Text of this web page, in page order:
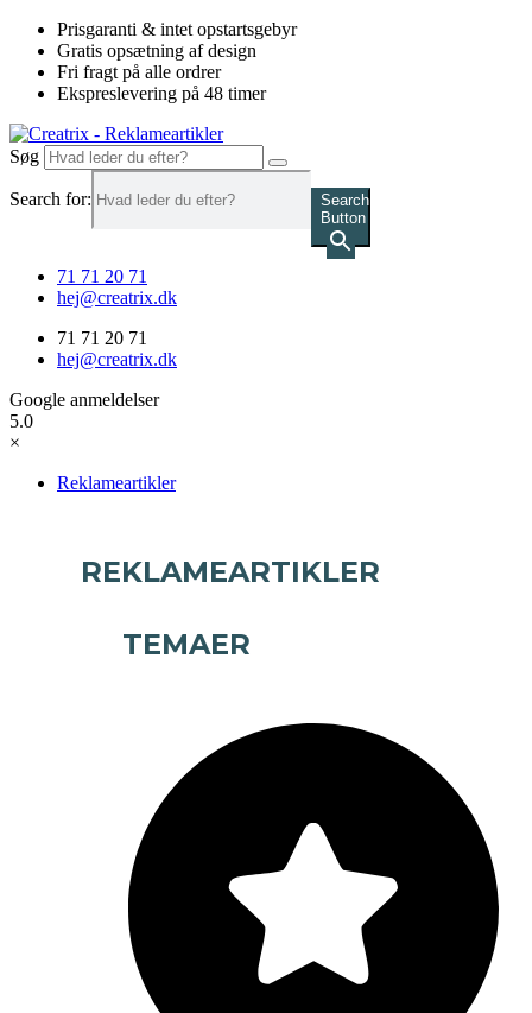
Videre
indhold
Prisgaranti & intet opstartsgebyr
Gratis opsætning af design
Fri fragt på alle ordrer
Ekspreslevering på 48 timer
Søg
Search for:
Search
Button
71 71 20 71
hej@creatrix.dk
71 71 20 71
hej@creatrix.dk
Google anmeldelser
5.0
×
Reklameartikler
REKLAMEARTIKLER
TEMAER